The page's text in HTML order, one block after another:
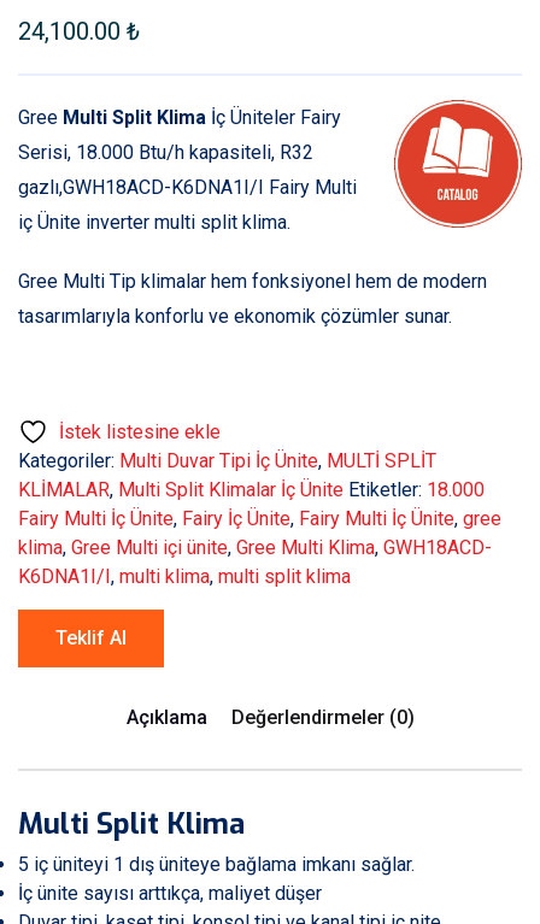
24,100.00 ₺
Gree Multi Split Klima İç Üniteler Fairy
Serisi, 18.000 Btu/h kapasiteli, R32
gazlı,GWH18ACD-K6DNA1I/I Fairy Multi
iç Ünite inverter multi split klima.
Gree Multi Tip klimalar hem fonksiyonel hem de modern
tasarımlarıyla konforlu ve ekonomik çözümler sunar.
İstek listesine ekle
Kategoriler: Multi Duvar Tipi İç Ünite, MULTİ SPLİT
KLİMALAR, Multi Split Klimalar İç Ünite Etiketler: 18.000
Fairy Multi İç Ünite, Fairy İç Ünite, Fairy Multi İç Ünite, gree
klima, Gree Multi içi ünite, Gree Multi Klima, GWH18ACD-
K6DNA1I/I , multi klima, multi split klima
Teklif Al
Açıklama Değerlendirmeler (0)
Multi Split Klima
5 iç üniteyi 1 dış üniteye bağlama imkanı sağlar.
İç ünite sayısı arttıkça, maliyet düşer